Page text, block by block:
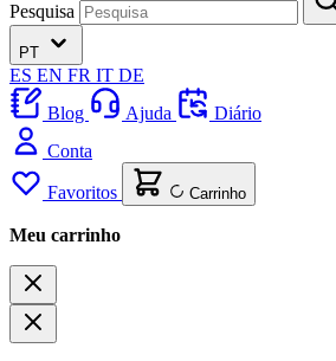
Pesquisa
PT
ES EN FR IT DE
Blog
Ajuda
Diário
Conta
Favoritos Carrinho
Meu carrinho